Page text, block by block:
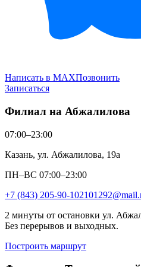
Написать в MAXПозвонить
Записаться
Филиал на Абжалилова
07:00–23:00
Казань, ул. Абжалилова, 19а
ПН–ВС 07:00–23:00
+7 (843) 205-90-10
2 минуты от остановки ул.
Без перерывов и выходных.
Построить маршрут